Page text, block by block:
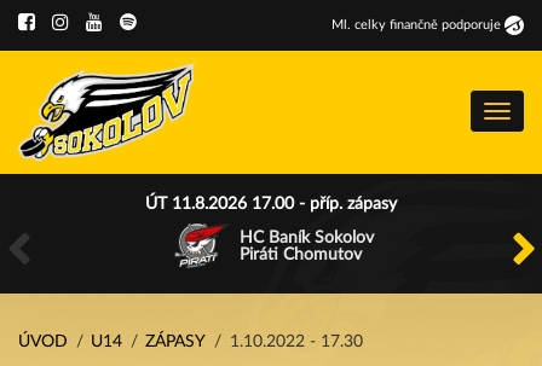
Ml . celky finančně podporuje
Menu
ÚT 11.8.2026 17.00 - příp. zápasy
HC Baník Sokolov
Piráti Chomutov
ÚVOD U14 ZÁPASY 1.10.2022 - 17.30